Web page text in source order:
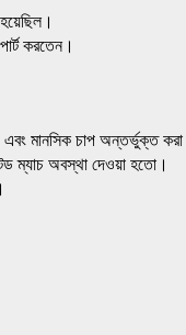
করতেন।
এবং মানসিক চাপ অন্তর্ভুক্ত
ম্যাচ অবস্থা দেওয়া হতো।